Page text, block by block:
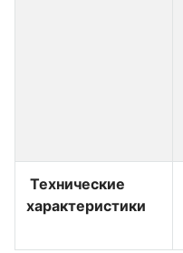
Технические
характеристики